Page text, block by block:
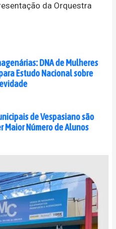
da Orquestra
DNA de Mulheres
Estudo Nacional sobre
de Vespasiano são
Maior Número de Alunos